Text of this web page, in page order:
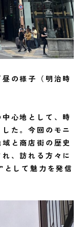
の様子（明治時
心地として、時
た。今回のモニ
と商店街の歴史
、訪れる方々に
して魅力を発信